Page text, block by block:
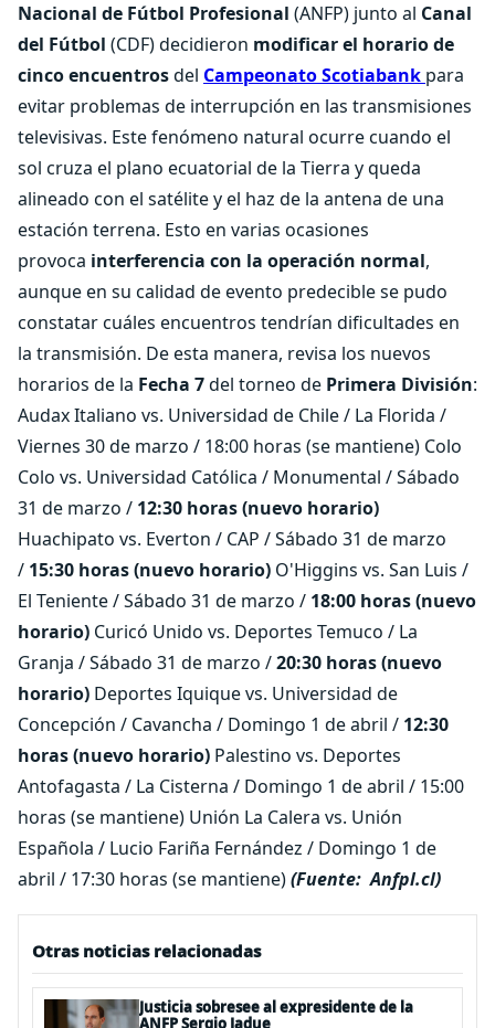
Nacional de Fútbol Profesional (ANFP) junto al Canal
del Fútbol (CDF) decidieron modificar el horario de
cinco encuentrosdel Campeonato Scotiabank para
evitar problemas de interrupción en las transmisiones
televisivas. Este fenómeno natural ocurre cuando el
sol cruza el plano ecuatorial de la Tierra y queda
alineado con el satélite y el haz de la antena de una
estación terrena. Esto en varias ocasiones
provoca interferencia con la operación normal,
aunque en su calidad de evento predecible se pudo
constatar cuáles encuentros tendrían dificultades en
la transmisión. De esta manera, revisa los nuevos
horarios de la Fecha 7del torneo de Primera División:
Audax Italiano vs. Universidad de Chile / La Florida /
Viernes 30 de marzo / 18:00 horas (se mantiene) Colo
Colo vs. Universidad Católica / Monumental / Sábado
31 de marzo / 12:30 horas (nuevo horario)
Huachipato vs. Everton / CAP / Sábado 31 de marzo
/ 15:30 horas (nuevo horario) O'Higgins vs. San Luis /
El Teniente / Sábado 31 de marzo / 18:00 horas (nuevo
horario) Curicó Unido vs. Deportes Temuco / La
Granja / Sábado 31 de marzo /20:30 horas (nuevo
horario) Deportes Iquique vs. Universidad de
Concepción / Cavancha / Domingo 1 de abril / 12:30
horas (nuevo horario) Palestino vs. Deportes
Antofagasta / La Cisterna / Domingo 1 de abril / 15:00
horas (se mantiene) Unión La Calera vs. Unión
Española / Lucio Fariña Fernández / Domingo 1 de
abril / 17:30 horas (se mantiene)(Fuente: Anfpl.cl)
Otras noticias relacionadas
Justicia sobresee al expresidente de la
ANFP Sergio Jadue